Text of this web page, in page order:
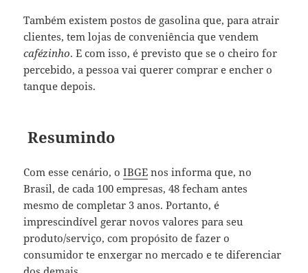
Também existem postos de gasolina que, para atrair
clientes, tem lojas de conveniência que vendem
cafézinho. E com isso, é previsto que se o cheiro for
percebido, a pessoa vai querer comprar e encher o
tanque depois.
Resumindo
Com esse cenário, oIBGE nos informa que, no
Brasil, de cada 100 empresas, 48 fecham antes
mesmo de completar 3 anos. Portanto, é
imprescindível gerar novos valores para seu
produto/serviço, com propósito de fazer o
consumidor te enxergar no mercado e te diferenciar